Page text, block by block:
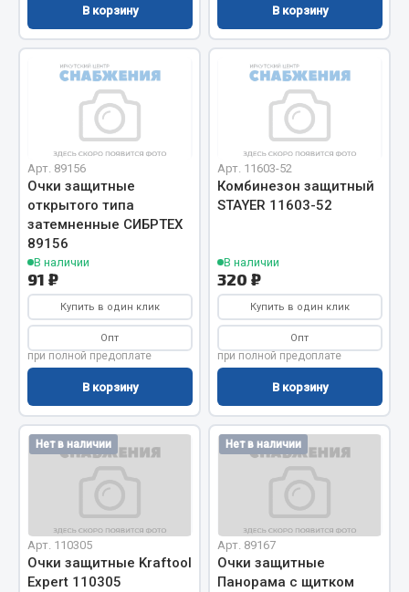
Манжеты
Паронит
Патрубки
Прокладки
Рукава высокого давления
Показать ещё
Весь раздел
Автомобильная электрика
Автолампы
Блоки реле и предохранителей
Вилки нагрузочные
Выключатели и переключатели клавишные
Выключатели кнопочные
Выключатель массы
Изолента
Запчасти на полуприцепы
В корзину В корзину
Арт. 89156
Очки защитные
открытого типа
затемненные СИБРТЕХ
89156
В наличии
91 ₽
Купить в один клик
Опт
при полной предоплате
В корзину
Арт. 11603-52
Комбинезон защитный
STAYER 11603-52
В наличии
320 ₽
Купить в один клик
Опт
при полной предоплате
В корзину
Нет в наличии
Арт. 110305
Очки защитные Kraftool
Expert 110305
Нет в наличии
Арт. 89167
Очки защитные
Панорама с щитком